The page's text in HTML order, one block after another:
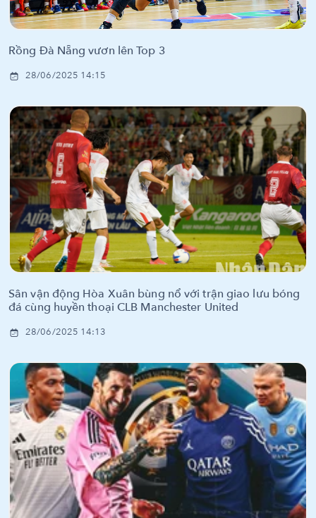
Rồng Đà Nẵng vươn lên Top 3
28/06/2025 14:15
Sân vận động Hòa Xuân bùng nổ với trận giao lưu bóng
đá cùng huyền thoại CLB Manchester United
28/06/2025 14:13